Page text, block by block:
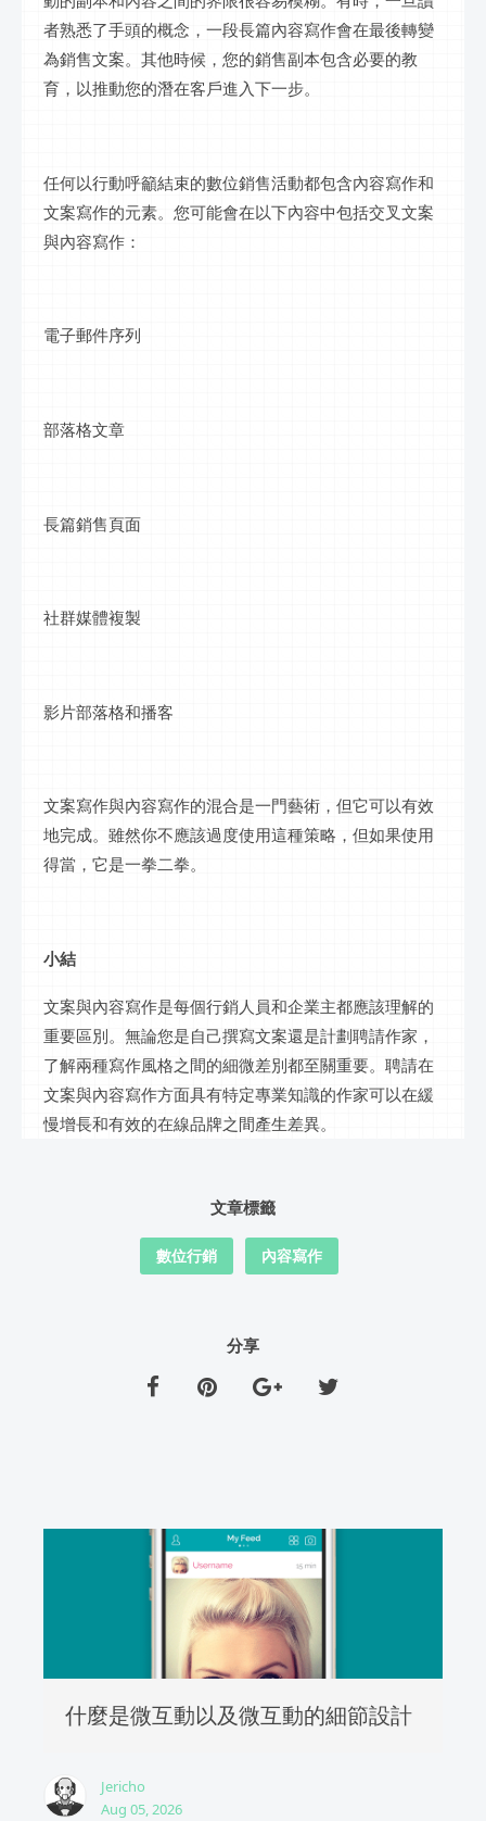
者熟悉了手頭的概念，一段長篇內容寫作會在最後轉變
為銷售文案。其他時候，您的銷售副本包含必要的教
育，以推動您的潛在客戶進入下一步。
任何以行動呼籲結束的數位銷售活動都包含內容寫作和
文案寫作的元素。您可能會在以下內容中包括交叉文案
與內容寫作：
電子郵件序列
部落格文章
長篇銷售頁面
社群媒體複製
影片部落格和播客
文案寫作與內容寫作的混合是一門藝術，但它可以有效
地完成。雖然你不應該過度使用這種策略，但如果使用
得當，它是一拳二拳。
小結
文案與內容寫作是每個行銷人員和企業主都應該理解的
重要區別。無論您是自己撰寫文案還是計劃聘請作家，
了解兩種寫作風格之間的細微差別都至關重要。聘請在
文案與內容寫作方面具有特定專業知識的作家可以在緩
慢增長和有效的在線品牌之間產生差異。
文章標籤
數位行銷 內容寫作
分享
什麼是微互動以及微互動的細節設計
Jericho
Aug 05, 2026